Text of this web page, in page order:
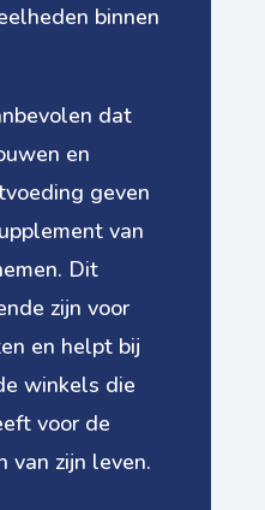
binnen
dat
en
geven
van
Dit
zijn voor
en helpt bij
winkels die
voor de
van zijn leven.